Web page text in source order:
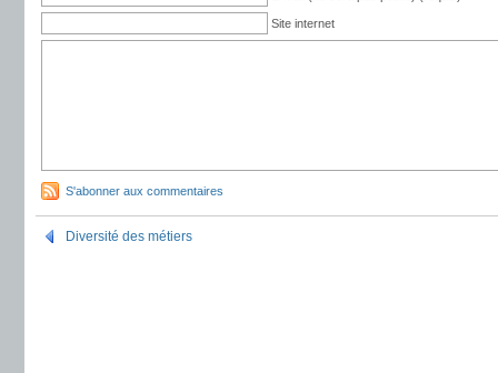
Site internet
S'abonner aux commentaires
Diversité des métiers